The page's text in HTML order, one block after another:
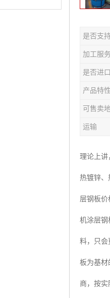
是否支
加工服务
是否进口
产品特性
可售卖
运输
理论上讲
热镀锌、
层钢板
机涂层钢
料，只会
板为基材
商，按